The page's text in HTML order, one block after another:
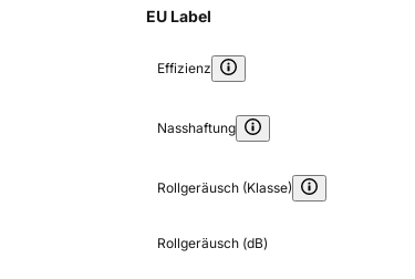
EU Label
Effizienz
Nasshaftung
Rollgeräusch (Klasse)
Rollgeräusch (dB)